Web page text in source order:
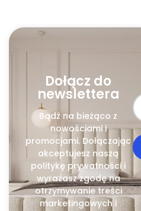
Dołącz do
newslettera
Bądź na bieżąco z
nowościami i
promocjami. Dołączając
akceptujesz naszą
politykę prywatności i
wyrażasz zgodę na
otrzymywanie treści
marketingowych i